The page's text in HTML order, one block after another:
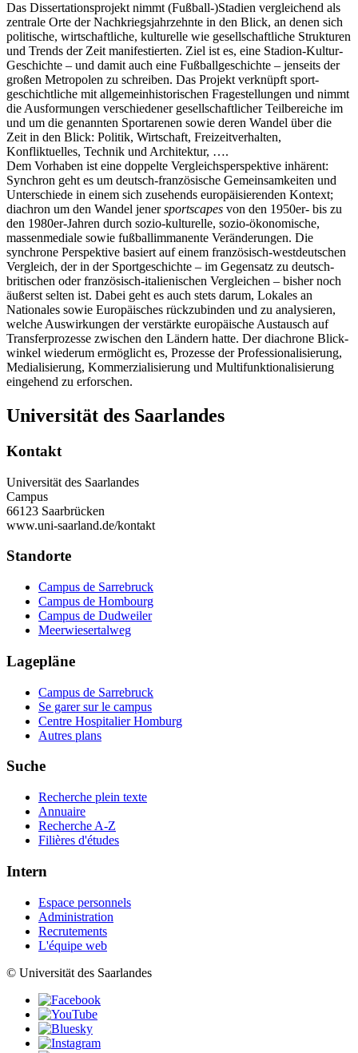
Das Dissertationsprojekt nimmt (Fußball-)Stadien vergleichend als
zentrale Orte der Nachkriegsjahrzehnte in den Blick, an denen sich
politische, wirtschaftliche, kulturelle wie gesellschaftliche Strukturen
und Trends der Zeit mani­festierten. Ziel ist es, eine Stadion-Kultur-
Geschichte – und damit auch eine Fußball­geschichte – jenseits der
großen Metropolen zu schreiben. Das Projekt verknüpft sport­
geschichtliche mit allgemein­historischen Frage­stellungen und nimmt
die Aus­formungen verschiedener gesell­schaftlicher Teilbereiche im
und um die genannten Sport­arenen sowie deren Wandel über die
Zeit in den Blick: Politik, Wirtschaft, Freizeit­verhalten,
Konfliktuelles, Technik und Architektur, ….
Dem Vorhaben ist eine doppelte Vergleichsperspektive inhärent:
Synchron geht es um deutsch-französische Gemeinsam­­keiten und
Unter­­schiede in einem sich zusehends europäisierenden Kontext;
diachron um den Wandel jenersportscapes von den 1950er- bis zu
den 1980er-Jahren durch sozio-kulturelle, sozio-ökonomische,
massen­mediale sowie fußball­­immanente Veränderungen. Die
synchrone Perspektive basiert auf einem französisch-westdeutschen
Vergleich, der in der Sport­geschichte – im Gegensatz zu deutsch-
britischen oder französisch-italienischen Ver­gleichen – bisher noch
äußerst selten ist. Dabei geht es auch stets darum, Lokales an
Nationales sowie Europäisches rückzubinden und zu analysieren,
welche Aus­wirkungen der verstärkte europäische Austausch auf
Transfer­prozesse zwischen den Ländern hatte. Der diachrone Blick­
winkel wiederum ermöglicht es, Prozesse der Professionali­­sierung,
Mediali­sierung, Kommerziali­sierung und Multi­funktionalisierung
eingehend zu erforschen.
Universität des Saarlandes
Kontakt
Universität des Saarlandes
Campus
66123 Saarbrücken
www.uni-saarland.de/kontakt
Standorte
Campus de Sarrebruck
Campus de Hombourg
Campus de Dudweiler
Meerwiesertalweg
Lagepläne
Campus de Sarrebruck
Se garer sur le campus
Centre Hospitalier Homburg
Autres plans
Suche
Recherche plein texte
Annuaire
Recherche A-Z
Filières d'études
Intern
Espace personnels
Administration
Recrutements
L'équipe web
© Universität des Saarlandes